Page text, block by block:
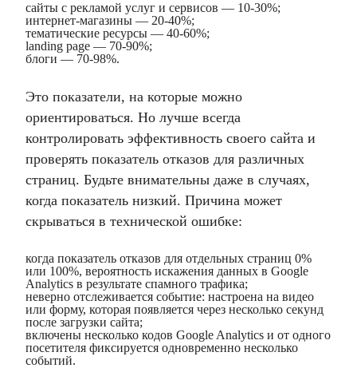
сайты с рекламой услуг и сервисов — 10-30%;
интернет-магазины — 20-40%;
тематические ресурсы — 40-60%;
landing page — 70-90%;
блоги — 70-98%.
Это показатели, на которые можно
ориентироваться. Но лучше всегда
контролировать эффективность своего сайта и
проверять показатель отказов для различных
страниц. Будьте внимательны даже в случаях,
когда показатель низкий. Причина может
скрываться в технической ошибке:
когда показатель отказов для отдельных страниц 0%
или 100%, вероятность искажения данных в Google
Analytics в результате спамного трафика;
неверно отслеживается событие: настроена на видео
или форму, которая появляется через несколько секунд
после загрузки сайта;
включены несколько кодов Google Analytics и от одного
посетителя фиксируется одновременно несколько
событий.